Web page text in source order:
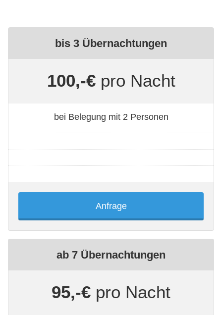
bis 3 Übernachtungen
100,-€pro Nacht
bei Belegung mit 2 Personen
Anfrage
ab 7 Übernachtungen
95,-€ pro Nacht